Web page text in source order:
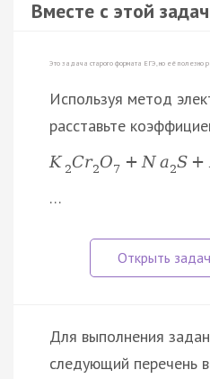
Вместе с этой
Это задача старого формата ЕГЭ, но её полезно
Используя метод
расставьте
K 2Cr2O7 + Na2S +
…
Для выполнения
следующий перечень